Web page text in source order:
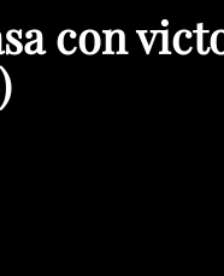
con